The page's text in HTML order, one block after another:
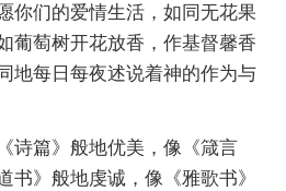
你们的爱情生活，如同无花果
葡萄树开花放香，作基督馨香
地每日每夜述说着神的作为与
诗篇》般地优美，像《箴言
书》般地虔诚，像《雅歌书》